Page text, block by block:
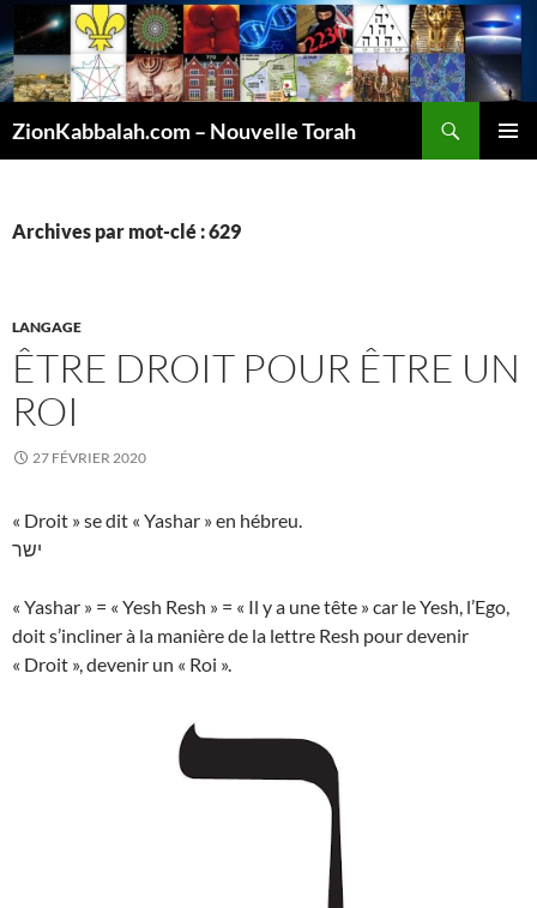
ZionKabbalah.com – Nouvelle Torah
Archives par mot-clé : 629
LANGAGE
ÊTRE DROIT POUR ÊTRE UN
ROI
27 FÉVRIER 2020
« Droit » se dit « Yashar » en hébreu.
ישר
« Yashar » = « Yesh Resh » = « Il y a une tête » car le Yesh, l’Ego,
doit s’incliner à la manière de la lettre Resh pour devenir
« Droit », devenir un « Roi ».